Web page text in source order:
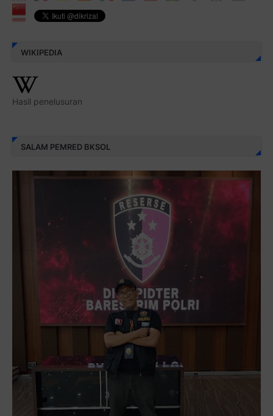
WIKIPEDIA
Hasil penelusuran
SALAM PEMRED BKSOL